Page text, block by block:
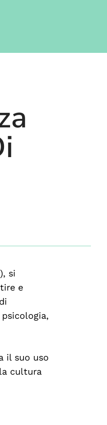
si
e
il suo uso
cultura